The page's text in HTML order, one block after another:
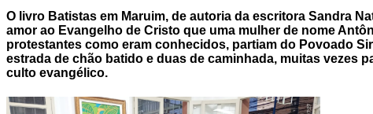
O livro Batistas em Maruim, de autoria da escritora Sandra
amor ao Evangelho de Cristo que uma mulher de nome
protestantes como eram conhecidos, partiam do Povoado
estrada de chão batido e duas de caminhada, muitas vezes
culto evangélico.